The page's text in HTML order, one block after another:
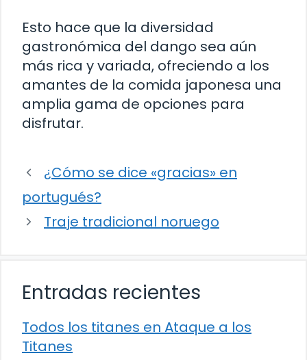
Esto hace que la diversidad
gastronómica del dango sea aún
más rica y variada, ofreciendo a los
amantes de la comida japonesa una
amplia gama de opciones para
disfrutar.
¿Cómo se dice «gracias» en
portugués?
Traje tradicional noruego
Entradas recientes
Todos los titanes en Ataque a los
Titanes